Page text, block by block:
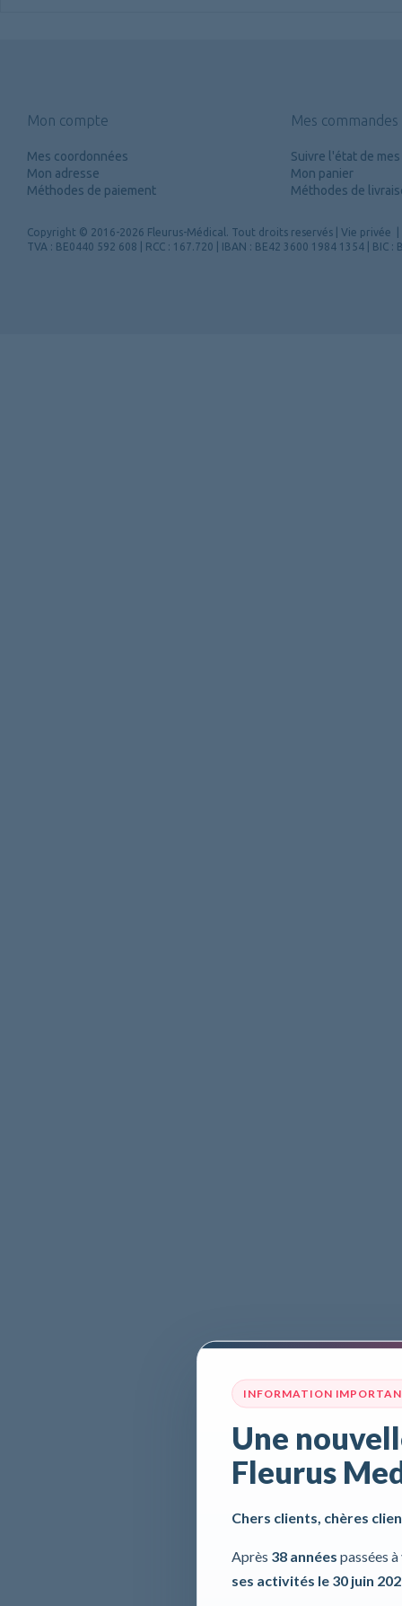
INFORMATION
Une
Fleurus
Chers clients, chères
Après 38 années passées
ses activités le 30 juin
Mon compte
Mes coordonnées
Mon adresse
Méthodes de paiement
Mes commandes
Suivre l'état de
Mon panier
Méthodes de
Copyright © 2016-2026 Fleurus-Médical. Tout droits reservés Vie privée
TVA : BE0440 592 608 | RCC : 167.720 | IBAN : BE42 3600 1984 1354 | BIC :